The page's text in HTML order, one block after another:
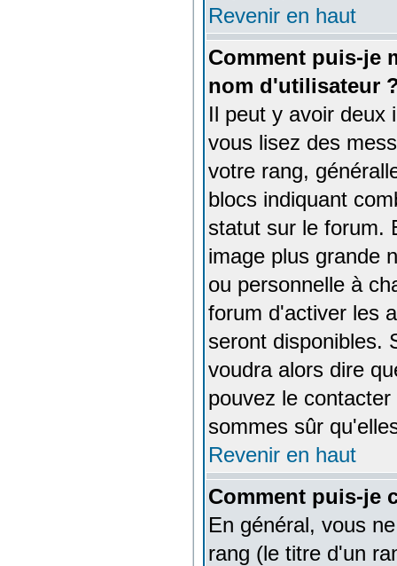
Revenir en haut
Comment puis-je
nom d'utilisateur
Il peut y avoir deux
vous lisez des
votre rang,
blocs indiquant
statut sur le forum.
image plus grande
ou personnelle à
forum d'activer les
seront disponibles.
voudra alors dire
pouvez le
sommes sûr
Revenir en haut
Comment puis-je
En général, vous
rang (le titre d'un